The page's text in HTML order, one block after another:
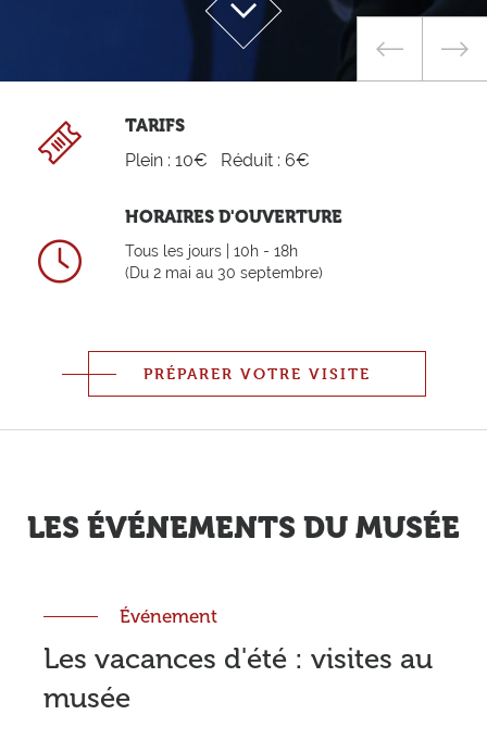
Previous
TARIFS
Plein : 10€ Réduit : 6€
HORAIRES D'OUVERTURE
Tous les jours | 10h - 18h
(Du 2 mai au 30 septembre)
PRÉPARER VOTRE VISITE
LES ÉVÉNEMENTS DU MUSÉE
Événement
Les vacances d'été : visites au
musée